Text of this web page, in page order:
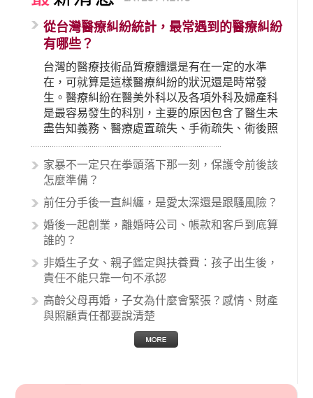
從台灣醫療糾紛統計，最常遇到的醫療糾紛
有哪些？
台灣的醫療技術品質療體還是有在一定的水準
在，可就算是這樣醫療糾紛的狀況還是時常發
生。醫療糾紛在醫美外科以及各項外科及婦產科
是最容易發生的科別，主要的原因包含了醫生未
盡告知義務、醫療處置疏失、手術疏失、術後照
顧失當、醫療費用的收取。雖然醫學進步，但醫
生與病患之間引起的糾紛還是經常發生。很多案
例中最後都走向訴訟流程，我們如果不幸遇到相
的內容其實非常多，有些案例…
家暴不一定只在拳頭落下那一刻，保護令前後該
怎麼準備？
前任分手後一直糾纏，是愛太深還是跟騷風險？
婚後一起創業，離婚時公司、帳款和客戶到底算
誰的？
非婚生子女、親子鑑定與扶養費：孩子出生後，
責任不能只靠一句不承認
高齡父母再婚，子女為什麼會緊張？感情、財產
與照顧責任都要說清楚